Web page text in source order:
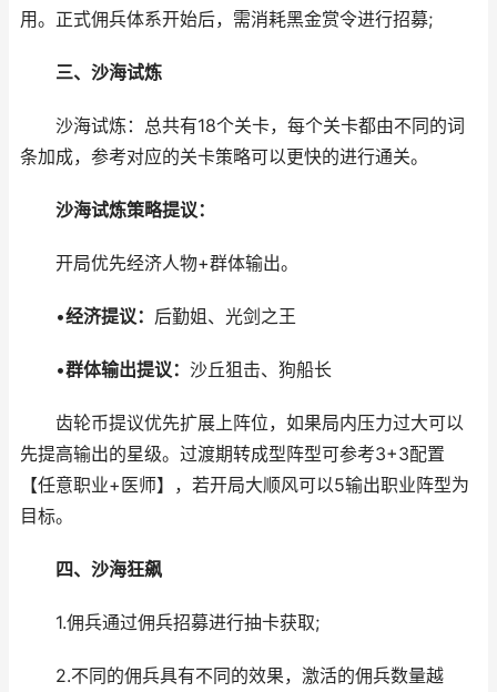
用。正式佣兵体系开始后，需消耗黑金赏令进行招募;
三、沙海试炼
沙海试炼：总共有18个关卡，每个关卡都由不同的词
条加成，参考对应的关卡策略可以更快的进行通关。
沙海试炼策略提议：
开局优先经济人物+群体输出。
•经济提议： 后勤姐、光剑之王
•群体输出提议： 沙丘狙击、狗船长
齿轮币提议优先扩展上阵位，如果局内压力过大可以
先提高输出的星级。过渡期转成型阵型可参考3+3配置
【任意职业+医师】，若开局大顺风可以5输出职业阵型为
目标。
四、沙海狂飙
1.佣兵通过佣兵招募进行抽卡获取;
2.不同的佣兵具有不同的效果，激活的佣兵数量越